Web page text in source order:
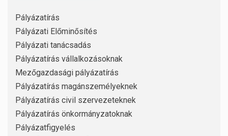
Pályázatírás
Pályázati Előminősítés
Pályázati tanácsadás
Pályázatírás vállalkozásoknak
Mezőgazdasági pályázatírás
Pályázatírás magánszemélyeknek
Pályázatírás civil szervezeteknek
Pályázatírás önkormányzatoknak
Pályázatfigyelés